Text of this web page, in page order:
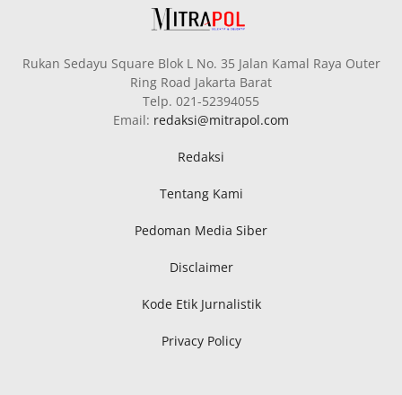
Rukan Sedayu Square Blok L No. 35 Jalan Kamal Raya Outer
Ring Road Jakarta Barat
Telp. 021-52394055
Email: redaksi@mitrapol.com
Redaksi
Tentang Kami
Pedoman Media Siber
Disclaimer
Kode Etik Jurnalistik
Privacy Policy